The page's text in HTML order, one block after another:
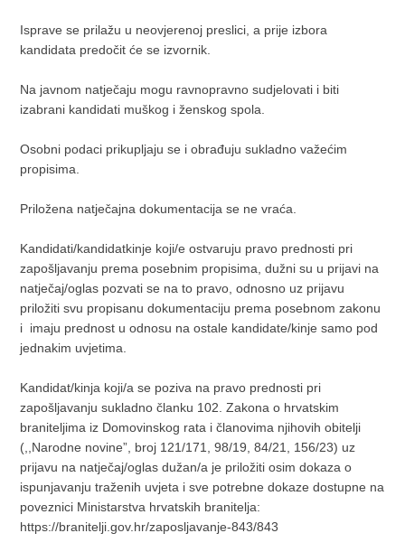
Isprave se prilažu u neovjerenoj preslici, a prije izbora
kandidata predočit će se izvornik.
Na javnom natječaju mogu ravnopravno sudjelovati i biti
izabrani kandidati muškog i ženskog spola.
Osobni podaci prikupljaju se i obrađuju sukladno važećim
propisima.
Priložena natječajna dokumentacija se ne vraća.
Kandidati/kandidatkinje koji/e ostvaruju pravo prednosti pri
zapošljavanju prema posebnim propisima, dužni su u prijavi na
natječaj/oglas pozvati se na to pravo, odnosno uz prijavu
priložiti svu propisanu dokumentaciju prema posebnom zakonu
i imaju prednost u odnosu na ostale kandidate/kinje samo pod
jednakim uvjetima.
Kandidat/kinja koji/a se poziva na pravo prednosti pri
zapošljavanju sukladno članku 102. Zakona o hrvatskim
braniteljima iz Domovinskog rata i članovima njihovih obitelji
(,,Narodne novine”, broj 121/171, 98/19, 84/21, 156/23) uz
prijavu na natječaj/oglas dužan/a je priložiti osim dokaza o
ispunjavanju traženih uvjeta i sve potrebne dokaze dostupne na
poveznici Ministarstva hrvatskih branitelja:
https://branitelji.gov.hr/zaposljavanje-843/843